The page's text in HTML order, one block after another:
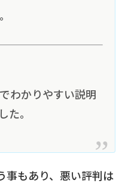
わかりやすい説明
た。
事もあり、悪い評判は